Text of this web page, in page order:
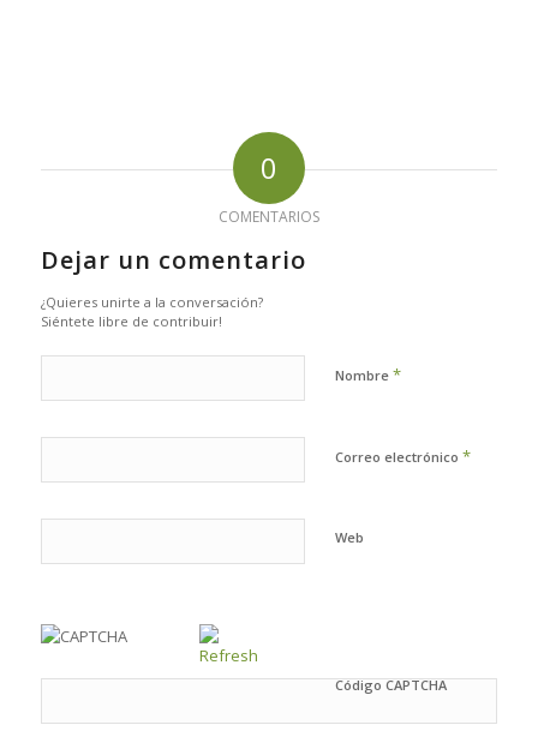
0
COMENTARIOS
Dejar un comentario
¿Quieres unirte a la conversación?
Siéntete libre de contribuir!
Nombre *
Correo electrónico *
Web
Código CAPTCHA